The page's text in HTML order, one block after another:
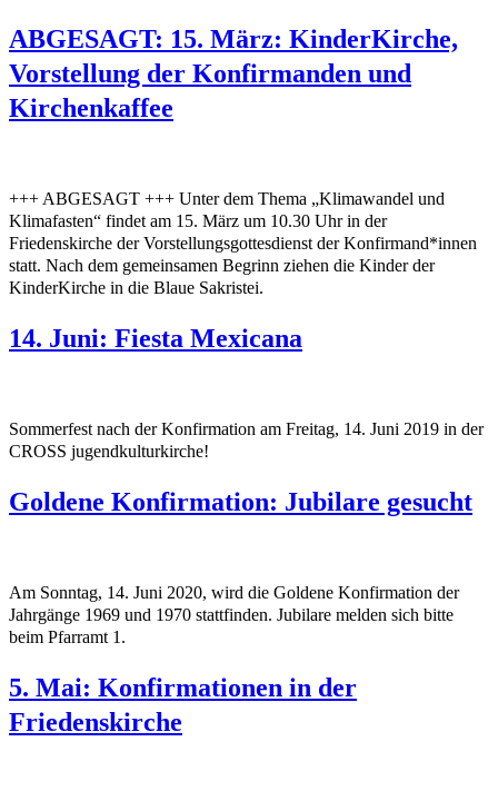
ABGESAGT: 15. März: KinderKirche,
Vorstellung der Konfirmanden und
Kirchenkaffee
+++ ABGESAGT +++ Unter dem Thema „Klimawandel und
Klimafasten“ findet am 15. März um 10.30 Uhr in der
Friedenskirche der Vorstellungsgottesdienst der Konfirmand*innen
statt. Nach dem gemeinsamen Begrinn ziehen die Kinder der
KinderKirche in die Blaue Sakristei.
14. Juni: Fiesta Mexicana
Sommerfest nach der Konfirmation am Freitag, 14. Juni 2019 in der
CROSS jugendkulturkirche!
Goldene Konfirmation: Jubilare gesucht
Am Sonntag, 14. Juni 2020, wird die Goldene Konfirmation der
Jahrgänge 1969 und 1970 stattfinden. Jubilare melden sich bitte
beim Pfarramt 1.
5. Mai: Konfirmationen in der
Friedenskirche